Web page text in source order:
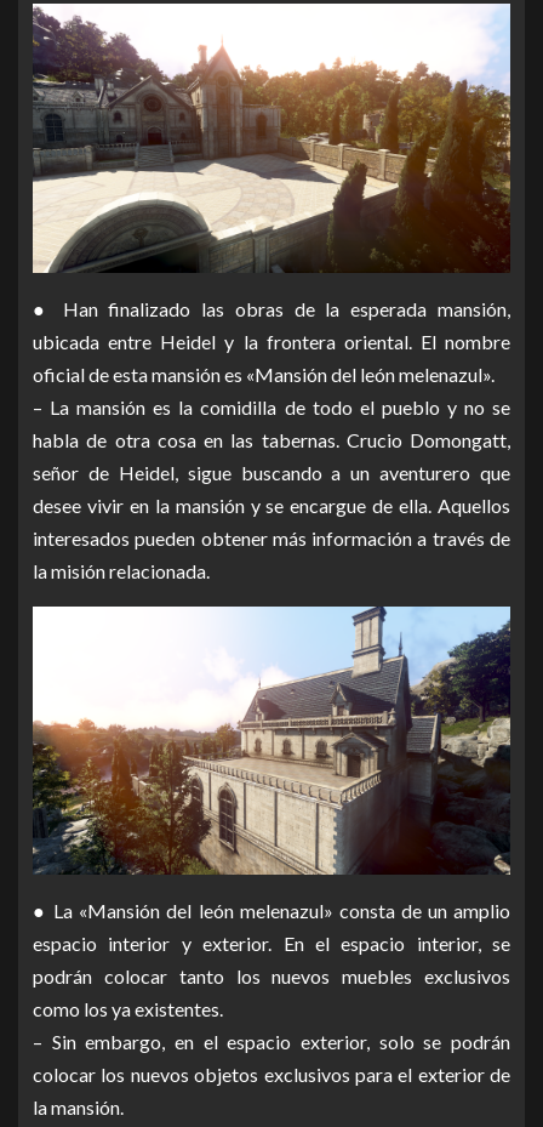
● Han finalizado las obras de la esperada mansión,
ubicada entre Heidel y la frontera oriental. El nombre
oficial de esta mansión es «Mansión del león melenazul».
– La mansión es la comidilla de todo el pueblo y no se
habla de otra cosa en las tabernas. Crucio Domongatt,
señor de Heidel, sigue buscando a un aventurero que
desee vivir en la mansión y se encargue de ella. Aquellos
interesados pueden obtener más información a través de
la misión relacionada.
● La «Mansión del león melenazul» consta de un amplio
espacio interior y exterior. En el espacio interior, se
podrán colocar tanto los nuevos muebles exclusivos
como los ya existentes.
– Sin embargo, en el espacio exterior, solo se podrán
colocar los nuevos objetos exclusivos para el exterior de
la mansión.